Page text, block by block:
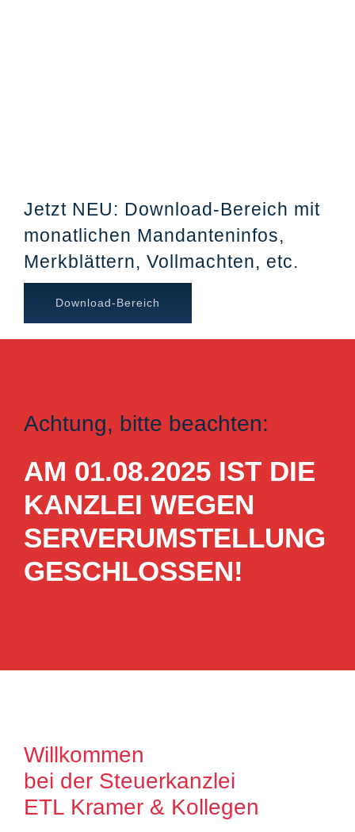
Jetzt NEU: Download-Bereich mit
monatlichen Mandanteninfos,
Merkblättern, Vollmachten, etc.
Download-Bereich
Achtung, bitte beachten:
AM 01.08.2025 IST DIE
KANZLEI WEGEN
SERVERUMSTELLUNG
GESCHLOSSEN!
Willkommen
bei der Steuerkanzlei
ETL Kramer & Kollegen